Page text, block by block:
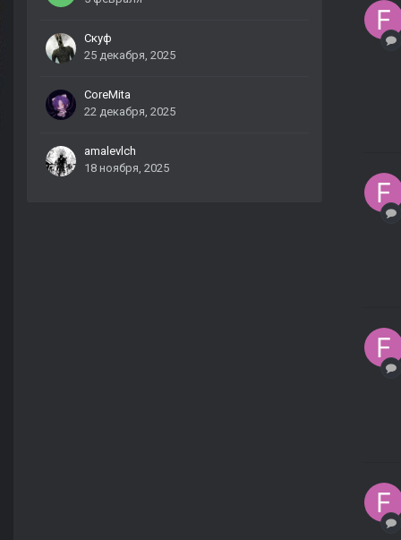
Скуф
25 декабря, 2025
CoreMita
22 декабря, 2025
amalevlch
18 ноября, 2025